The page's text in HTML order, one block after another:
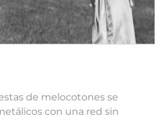
de melocotones se
con una red sin